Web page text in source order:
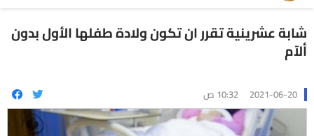
شابة عشرينية تقرر ان تكون ولادة طفلها الأول بدون
ألآم
2021-06-20 10:32 ص